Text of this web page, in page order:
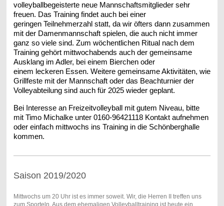
volleyballbegeisterte neue Mannschaftsmitglieder sehr
freuen. Das Training findet auch bei einer
geringen Teilnehmerzahl statt, da wir öfters dann zusammen
mit der Damenmannschaft spielen, die auch nicht immer
ganz so viele sind. Zum wöchentlichen Ritual nach dem
Training gehört mittwochabends auch der gemeinsame
Ausklang im Adler, bei einem Bierchen oder
einem leckeren Essen. Weitere gemeinsame Aktivitäten, wie
Grill feste mit der Mannschaft oder das Beachturnier der
Volleyabteilung sind auch für 2025 wieder geplant.
Bei Interesse an Freizeitvolleyball mit gutem Niveau, bitte
mit Timo Michalke unter 0160-96421118 Kontakt aufnehmen
oder einfach mittwochs ins Training in die Schönberghalle
kommen.
Saison 2019/2020
Mittwochs um 20 Uhr ist es immer soweit. Wir, die Herren II treffen uns
zum Sporteln. Aus dem ehemaligen Volleyballtraining ist heute ein